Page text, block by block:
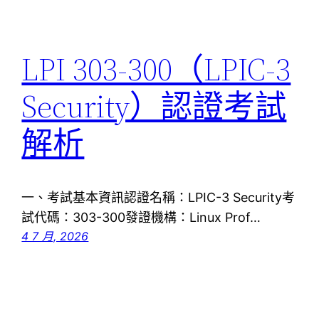
LPI 303-300（LPIC-3
Security）認證考試
解析
一、考試基本資訊認證名稱：LPIC-3 Security考
試代碼：303-300發證機構：Linux Prof…
4 7 月, 2026